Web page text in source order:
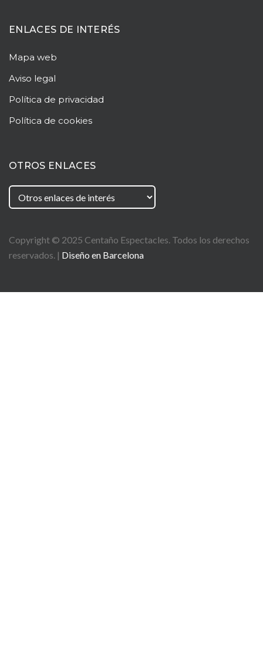
ENLACES DE INTERÉS
Mapa web
Aviso legal
Política de privacidad
Política de cookies
OTROS ENLACES
Copyright © 2025 Centaño Espectacles. Todos los derechos
reservados. | Diseño en Barcelona